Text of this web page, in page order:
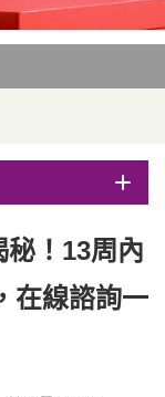
！13周內
在線諮詢一